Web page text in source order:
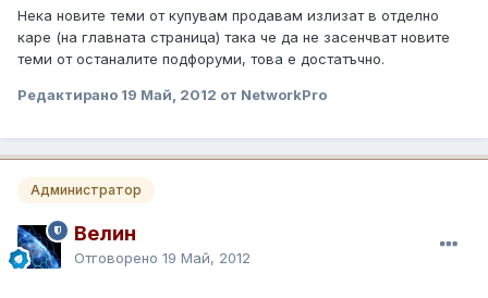
Нека новите теми от купувам продавам излизат в отделно
каре (на главната страница) така че да не засенчват новите
теми от останалите подфоруми, това е достатъчно.
Редактирано 19 Май, 2012 от NetworkPro
Администратор
Велин
Отговорено 19 Май, 2012